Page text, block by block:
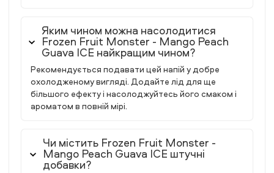
Яким чином можна насолодитися
Frozen Fruit Monster - Mango Peach
Guava ICE найкращим чином?
Рекомендується подавати цей напій у добре
охолодженому вигляді. Додайте лід для ще
більшого ефекту і насолоджуйтесь його смаком і
ароматом в повній мірі.
Чи містить Frozen Fruit Monster -
Mango Peach Guava ICE штучні
добавки?